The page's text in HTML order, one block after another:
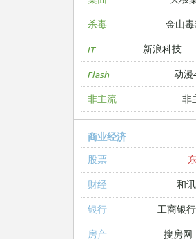
杀毒 金山
IT 新浪科技
Flash 动漫
非主流 非
商业经济
股票
财经 和
银行 工商银行
房产 搜房网